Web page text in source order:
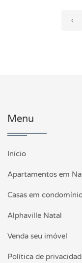
‹
Menu
Início
Apartamentos em
Casas em
Alphaville Natal
Venda seu imóvel
Política de